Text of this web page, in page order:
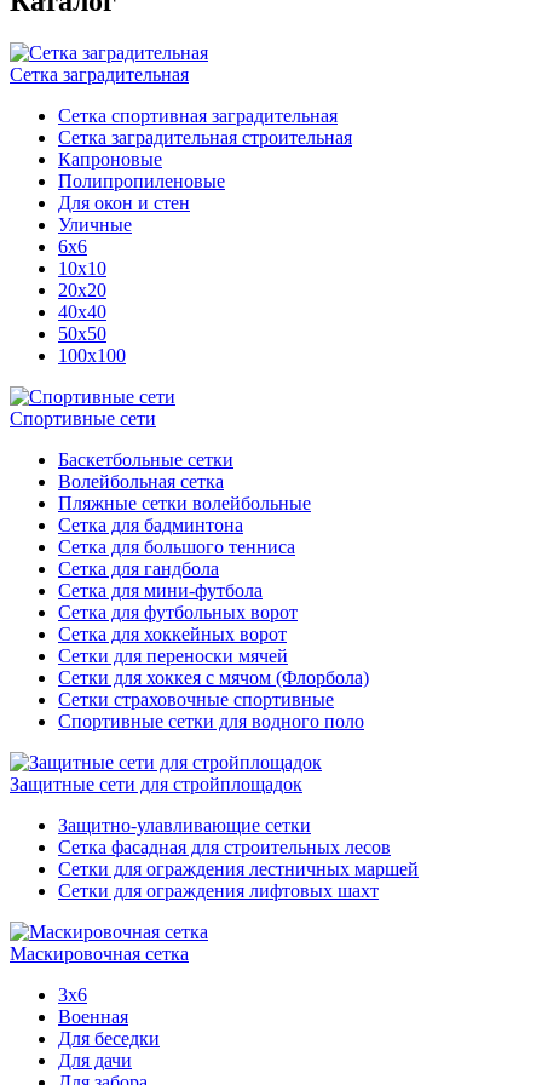
Сетка заградительная
Сетка спортивная заградительная
Сетка заградительная строительная
Капроновые
Полипропиленовые
Для окон и стен
Уличные
6х6
10х10
20х20
40х40
50х50
100х100
Спортивные сети
Баскетбольные сетки
Волейбольная сетка
Пляжные сетки волейбольные
Сетка для бадминтона
Сетка для большого тенниса
Сетка для гандбола
Сетка для мини-футбола
Сетка для футбольных ворот
Сетка для хоккейных ворот
Сетки для переноски мячей
Сетки для хоккея с мячом (Флорбола)
Сетки страховочные спортивные
Спортивные сетки для водного поло
Защитные сети для стройплощадок
Защитно-улавливающие сетки
Сетка фасадная для строительных лесов
Сетки для ограждения лестничных маршей
Сетки для ограждения лифтовых шахт
Маскировочная сетка
3х6
Военная
Для беседки
Для дачи